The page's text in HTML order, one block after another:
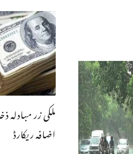
اضافہ ریکارڈ